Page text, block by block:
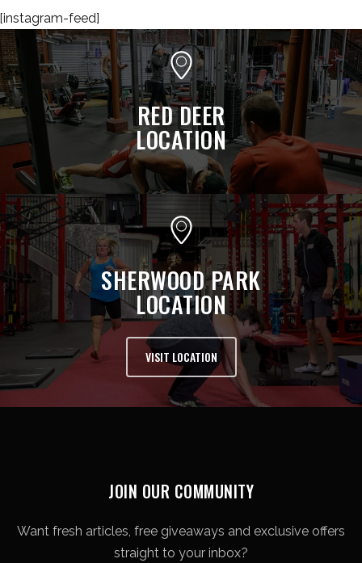
[instagram-feed]
RED DEER
LOCATION
SHERWOOD PARK
LOCATION
VISIT LOCATION
JOIN OUR COMMUNITY
Want fresh articles, free giveaways and exclusive offers
straight to your inbox?